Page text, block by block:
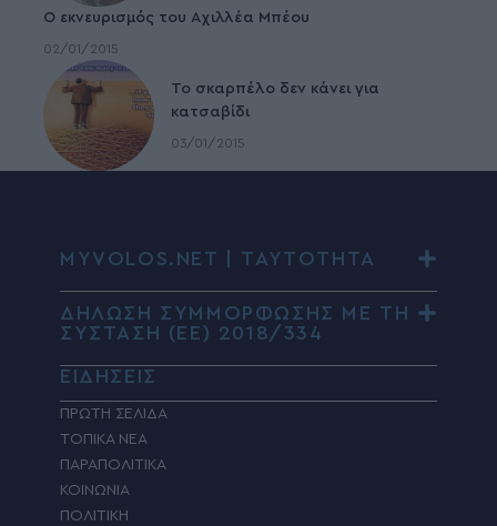
Ο εκνευρισμός του Αχιλλέα Μπέου
02/01/2015
To σκαρπέλο δεν κάνει για
κατσαβίδι
03/01/2015
MYVOLOS.NET | ΤΑΥΤΟΤΗΤΑ
ΔΗΛΩΣΗ ΣΥΜΜΟΡΦΩΣΗΣ ΜΕ ΤΗ
ΣΥΣΤΑΣΗ (ΕΕ) 2018/334
ΕΙΔΗΣΕΙΣ
ΠΡΩΤΗ ΣΕΛΙΔΑ
ΤΟΠΙΚΑ ΝΕΑ
ΠΑΡΑΠΟΛΙΤΙΚΑ
ΚΟΙΝΩΝΙΑ
ΠΟΛΙΤΙΚΗ